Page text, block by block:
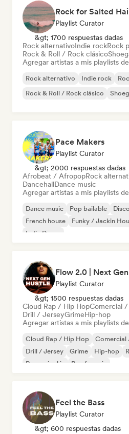
Rock for Salted
Playlist Curator
&gt; 1700 respuestas dadas
Rock alternativoIndie rockRock
Rock & Roll / Rock clásico
Agregar artistas a mis playlists
Rock alternativo Indie rock
Rock & Roll / Rock clásico
Pace Makers
Playlist Curator
&gt; 2000 respuestas dadas
Afrobeat / AfropopRock
DancehallDance music
Agregar artistas a mis playlists
Dance music Pop bailable
French house
Funky / Jackin
Indie Dance
Flow 2.0 | Next
Playlist Curator
&gt; 1500 respuestas dadas
Cloud Rap / Hip HopComercial /
Drill / JerseyGrimeHip-hop
Agregar artistas a mis playlists
Cloud Rap / Hip Hop
Comercial
Drill / Jersey
Grime Hip-hop
Rap en inglés
Rap francés
Feel the Bass
Playlist Curator
&gt; 600 respuestas dadas